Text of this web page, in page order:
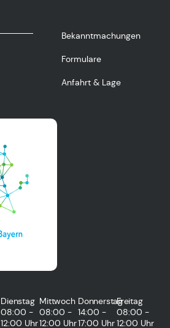
Bekanntmachungen
Formulare
Anfahrt & Lage
Dienstag
08:00 -
12:00 Uhr
Mittwoch
08:00 -
12:00 Uhr
Donnerstag
14:00 -
17:00 Uhr
Freitag
08:00 -
12:00 Uhr